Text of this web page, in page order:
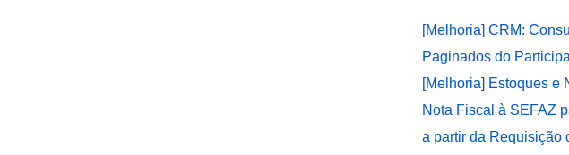
[Melhoria] CRM:
Paginados do
[Melhoria] Estoques e
Nota Fiscal à SEFAZ
a partir da Requisição